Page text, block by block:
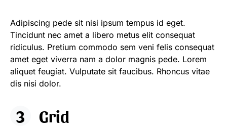
Adipiscing pede sit nisi ipsum tempus id eget.
Tincidunt nec amet a libero metus elit consequat
ridiculus. Pretium commodo sem veni felis consequat
amet eget viverra nam a dolor magnis pede. Lorem
aliquet feugiat. Vulputate sit faucibus. Rhoncus vitae
dis nisi dolor.
Grid